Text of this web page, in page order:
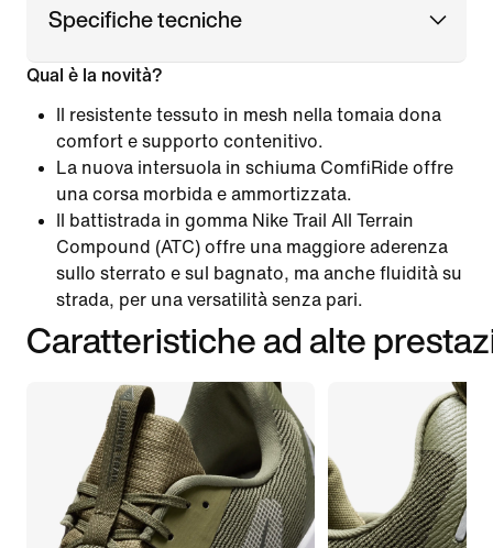
Specifiche tecniche
Qual è la novità?
Il resistente tessuto in mesh nella tomaia dona
comfort e supporto contenitivo.
La nuova intersuola in schiuma ComfiRide offre
una corsa morbida e ammortizzata.
Il battistrada in gomma Nike Trail All Terrain
Compound (ATC) offre una maggiore aderenza
sullo sterrato e sul bagnato, ma anche fluidità su
strada, per una versatilità senza pari.
Caratteristiche ad alte